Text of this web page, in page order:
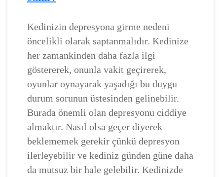
Kedinizin depresyona girme nedeni
öncelikli olarak saptanmalıdır. Kedinize
her zamankinden daha fazla ilgi
göstererek, onunla vakit geçirerek,
oyunlar oynayarak yaşadığı bu duygu
durum sorunun üstesinden gelinebilir.
Burada önemli olan depresyonu ciddiye
almaktır. Nasıl olsa geçer diyerek
beklememek gerekir çünkü depresyon
ilerleyebilir ve kediniz günden güne daha
da mutsuz bir hale gelebilir. Kedinizde